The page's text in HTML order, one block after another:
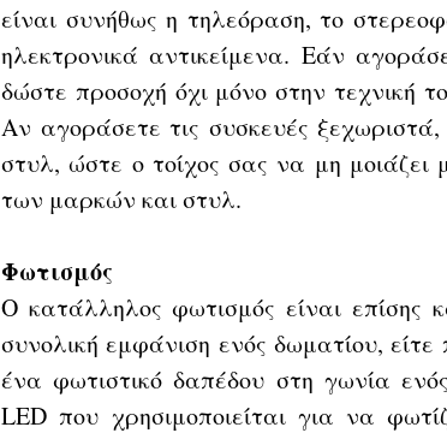
είναι συνήθως η τηλεόραση, το
ηλεκτρονικά αντικείμενα. Εάν
δώστε προσοχή όχι μόνο στην τεχνική
Αν αγοράσετε τις συσκευές
στυλ, ώστε ο τοίχος σας να μη
των μαρκών και στυλ.
Φωτισμός
Ο κατάλληλος φωτισμός είναι επίσης
συνολική εμφάνιση ενός δωματίου, είτε
ένα φωτιστικό δαπέδου στη γωνία
LED που χρησιμοποιείται για να